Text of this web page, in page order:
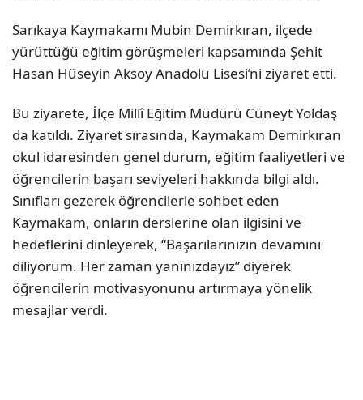
Sarıkaya Kaymakamı Mubin Demirkıran, ilçede
yürüttüğü eğitim görüşmeleri kapsamında Şehit
Hasan Hüseyin Aksoy Anadolu Lisesi’ni ziyaret etti.
Bu ziyarete, İlçe Millî Eğitim Müdürü Cüneyt Yoldaş
da katıldı. Ziyaret sırasında, Kaymakam Demirkıran
okul idaresinden genel durum, eğitim faaliyetleri ve
öğrencilerin başarı seviyeleri hakkında bilgi aldı.
Sınıfları gezerek öğrencilerle sohbet eden
Kaymakam, onların derslerine olan ilgisini ve
hedeflerini dinleyerek, “Başarılarınızın devamını
diliyorum. Her zaman yanınızdayız” diyerek
öğrencilerin motivasyonunu artırmaya yönelik
mesajlar verdi.